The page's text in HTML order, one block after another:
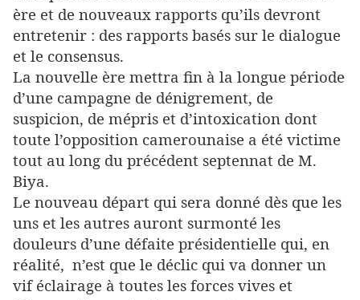
ère et de nouveaux rapports qu’ils devront
entretenir : des rapports basés sur le dialogue
et le consensus.
La nouvelle ère mettra fin à la longue période
d’une campagne de dénigrement, de
suspicion, de mépris et d’intoxication dont
toute l’opposition camerounaise a été victime
tout au long du précédent septennat de M.
Biya.
Le nouveau départ qui sera donné dès que les
uns et les autres auront surmonté les
douleurs d’une défaite présidentielle qui, en
réalité, n’est que le déclic qui va donner un
vif éclairage à toutes les forces vives et